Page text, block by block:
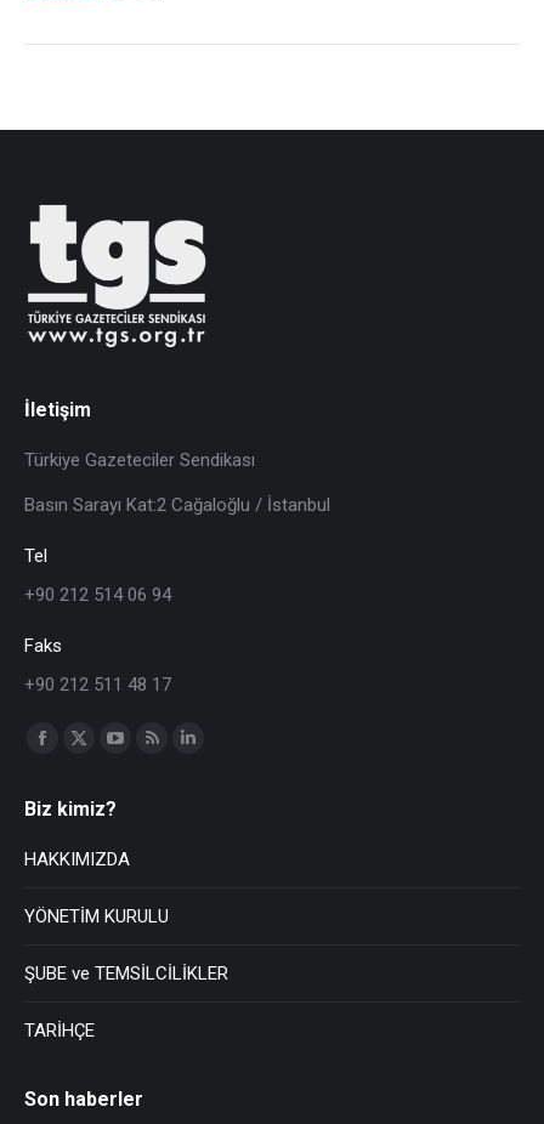
İletişim
Türkiye Gazeteciler Sendikası
Basın Sarayı Kat:2 Cağaloğlu / İstanbul
Tel
+90 212 514 06 94
Faks
+90 212 511 48 17
Find us on:
Biz kimiz?
HAKKIMIZDA
YÖNETİM KURULU
ŞUBE ve TEMSİLCİLİKLER
TARİHÇE
Son haberler